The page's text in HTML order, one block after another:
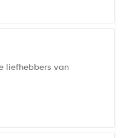
liefhebbers van